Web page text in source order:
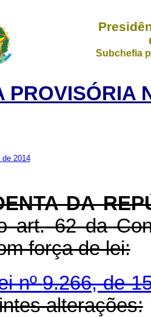
Subchefia
PROVISÓRIA
de 2014
DA
art. 62 da
força de lei:
nº9.266, de
alterações: